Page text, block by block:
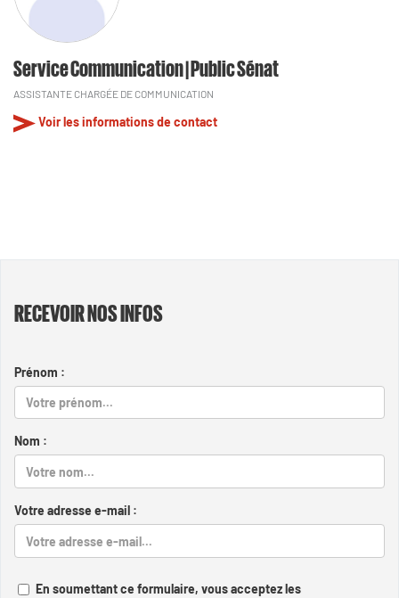
Service Communication | Public Sénat
ASSISTANTE CHARGÉE DE COMMUNICATION
Voir les informations de contact
RECEVOIR NOS INFOS
Prénom :
Nom :
Votre adresse e-mail :
En soumettant ce formulaire, vous acceptez les